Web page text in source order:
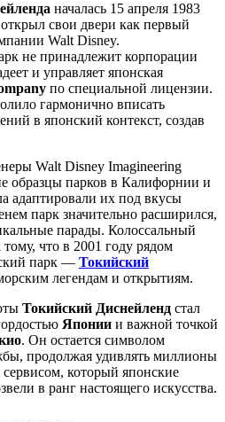
началась 15 апреля 1983
свои двери как первый
Walt Disney.
не принадлежит корпорации
и управляет японская
по специальной лицензии.
гармонично вписать
в японский контекст, создав
Walt Disney Imagineering
образцы парков в Калифорнии и
адаптировали их под вкусы
парк значительно расширился,
парады. Колоссальный
что в 2001 году рядом
парк — Токийский
легендам и открытиям.
Токийский Диснейленд стал
Японии и важной точкой
. Он остается символом
продолжая удивлять миллионы
который японские
в ранг настоящего искусства.